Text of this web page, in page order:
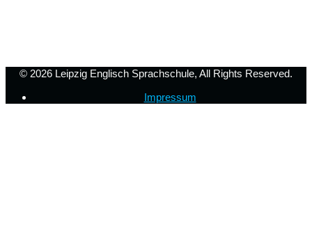
© 2026 Leipzig Englisch Sprachschule, All Rights Reserved.
Impressum